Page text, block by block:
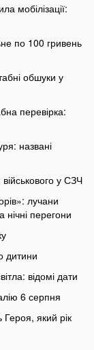
мобілізації:
по 100 гривень
обшуки у
перевірка:
названі
у СЗЧ
лучани
перегони
дитини
відомі дати
6 серпня
який рік